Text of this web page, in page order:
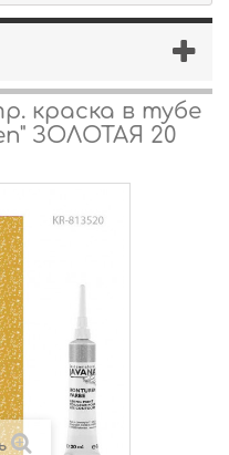
краска в тубе
ЗОЛОТАЯ 20